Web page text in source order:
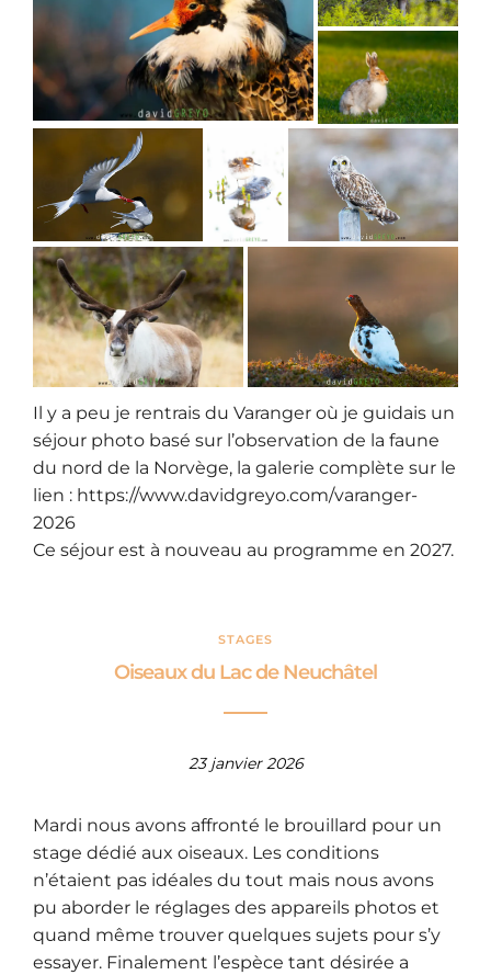
Il y a peu je rentrais du Varanger où je guidais un
séjour photo basé sur l’observation de la faune
du nord de la Norvège, la galerie complète sur le
lien : https://www.davidgreyo.com/varanger-
2026
Ce séjour est à nouveau au programme en 2027.
STAGES
Oiseaux du Lac de Neuchâtel
23 janvier 2026
Mardi nous avons affronté le brouillard pour un
stage dédié aux oiseaux. Les conditions
n’étaient pas idéales du tout mais nous avons
pu aborder le réglages des appareils photos et
quand même trouver quelques sujets pour s’y
essayer. Finalement l’espèce tant désirée a